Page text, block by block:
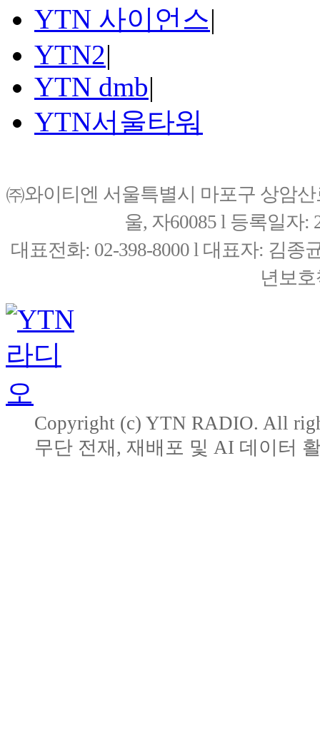
YTN 사이언스|
YTN2|
YTN dmb|
YTN서울타워
㈜와이티엔 서울특별시 마포구 상암
울, 자60085 l 등록일자:
대표전화: 02-398-8000 l 대표자: 김종
년보
Copyright (c) YTN RADIO. All
무단 전재, 재배포 및 AI 데이터